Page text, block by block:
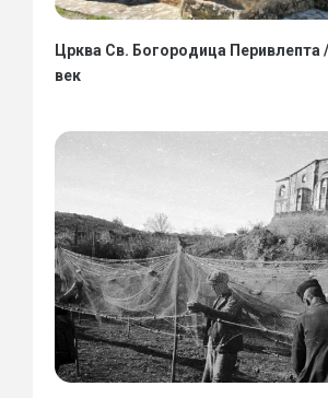
Црква Св. Богородица Перивлепта /
век